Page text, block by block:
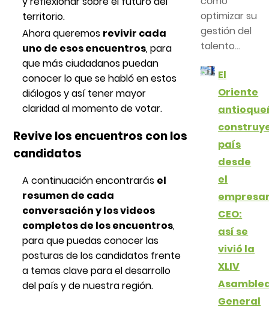
territorio.
Ahora queremos revivir cada
uno de esos encuentros, para
que más ciudadanos puedan
conocer lo que se habló en estos
diálogos y así tener mayor
claridad al momento de votar.
Revive los encuentros con los
candidatos
A continuación encontrarás el
resumen de cada
conversación y los videos
completos de los encuentros,
para que puedas conocer las
posturas de los candidatos frente
a temas clave para el desarrollo
del país y de nuestra región.
optimizar su
gestión del
talento...
El
Oriente
país
desde
el
CEO:
así se
vivió la
XLIV
General